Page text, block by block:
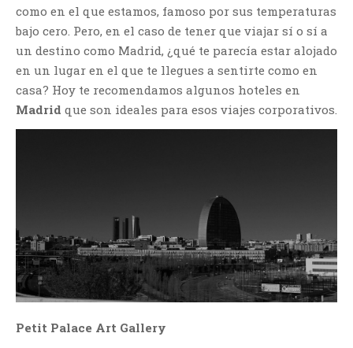
como en el que estamos, famoso por sus temperaturas
bajo cero. Pero, en el caso de tener que viajar sí o sí a
un destino como Madrid, ¿qué te parecía estar alojado
en un lugar en el que te llegues a sentirte como en
casa? Hoy te recomendamos algunos hoteles en
Madrid que son ideales para esos viajes corporativos.
Petit Palace Art Gallery